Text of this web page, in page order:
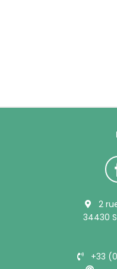
2
34430
+33